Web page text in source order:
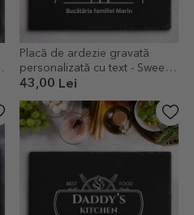
Placă de ardezie gravată
personalizată cu text - Sweet
home
43,00 Lei